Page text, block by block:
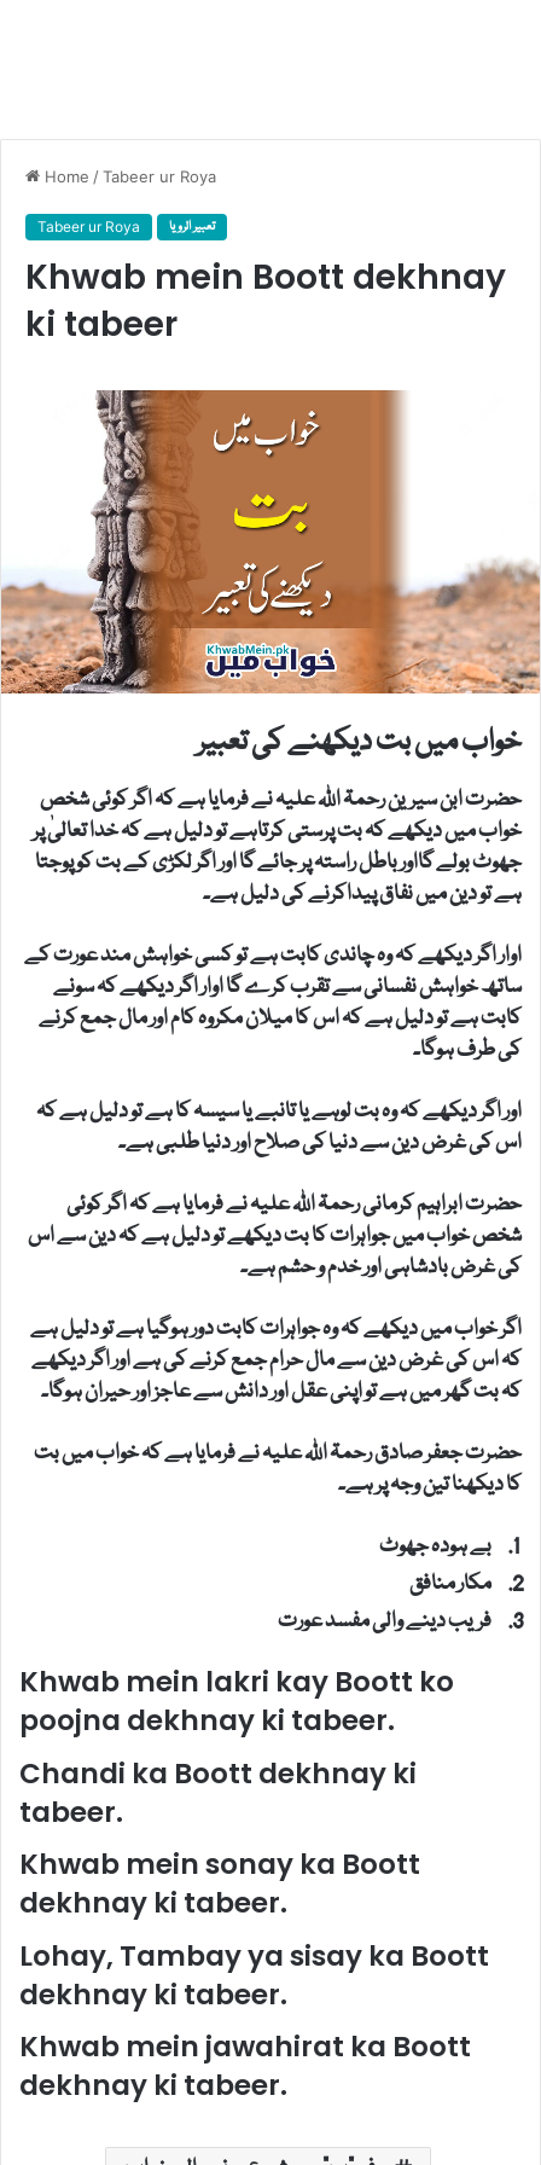
Home /Tabeer ur Roya
Tabeer ur Roya تعبیر الرویا
Khwab mein Boott dekhnay
ki tabeer
خواب میں بت دیکھنے کی تعبیر
حضرت ابن سیرین رحمۃ اللہ علیہ نے فرمایا ہے کہ اگر کوئی شخص
خواب میں دیکھے کہ بت پرستی کرتاہے تو دلیل ہے کہ خدا تعالیٰ پر
جھوٹ بولے گااور باطل راستہ پر جائے گا اور اگر لکڑی کے بت کو پوجتا
ہے تو دین میں نفاق پیداکرنے کی دلیل ہے۔
اوار اگر دیکھے کہ وہ چاندی کابت ہے تو کسی خواہش مند عورت کے
ساتھ خواہش نفسانی سے تقرب کرے گا اوار اگر دیکھے کہ سونے
کابت ہے تو دلیل ہے کہ اس کا میلان مکروہ کام اور مال جمع کرنے
کی طرف ہوگا۔
اور اگر دیکھے کہ وہ بت لوہے یا تانبے یا سیسہ کا ہے تو دلیل ہے کہ
اس کی غرض دین سے دنیا کی صلاح اور دنیا طلبی ہے۔
حضرت ابراہیم کرمانی رحمۃ اللہ علیہ نے فرمایا ہے کہ اگر کوئی
شخص خواب میں جواہرات کا بت دیکھے تو دلیل ہے کہ دین سے اس
کی غرض بادشاہی اور خدم و حشم ہے۔
اگر خواب میں دیکھے کہ وہ جواہرات کابت دور ہوگیا ہے تو دلیل ہے
کہ اس کی غرض دین سے مال حرام جمع کرنے کی ہے اور اگر دیکھے
کہ بت گھر میں ہے تو اپنی عقل اور دانش سے عاجز اور حیران ہوگا۔
حضرت جعفر صادق رحمۃ اللہ علیہ نے فرمایا ہے کہ خواب میں بت
کا دیکھنا تین وجہ پر ہے۔
بے ہودہ جھوٹ
مکار منافق
فریب دینے والی مفسد عورت
Khwab mein lakri kay Boott ko
poojna dekhnay ki tabeer.
Chandi ka Boott dekhnay ki
tabeer.
Khwab mein sonay ka Boott
dekhnay ki tabeer.
Lohay, Tambay ya sisay ka Boott
dekhnay ki tabeer.
Khwab mein jawahirat ka Boott
dekhnay ki tabeer.